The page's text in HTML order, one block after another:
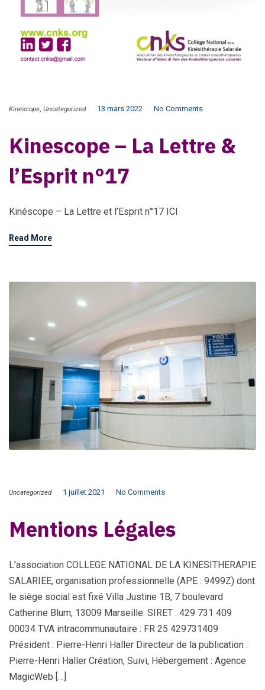
Kinéscope Uncategorized 13 mars 2022 No Comments
Kinescope – La Lettre &
l’Esprit n°17
Kinéscope – La Lettre et l’Esprit n°17 ICI
Read More
Uncategorized 1 juillet 2021 No Comments
Mentions Légales
L’association COLLEGE NATIONAL DE LA KINESITHERAPIE
SALARIEE, organisation professionnelle (APE : 9499Z) dont
le siège social est fixé Villa Justine 1B, 7 boulevard
Catherine Blum, 13009 Marseille. SIRET : 429 731 409
00034 TVA intracommunautaire : FR 25 429731409
Président : Pierre-Henri Haller Directeur de la publication :
Pierre-Henri Haller Création, Suivi, Hébergement : Agence
MagicWeb […]